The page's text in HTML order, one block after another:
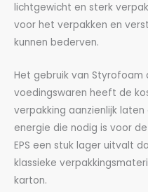
lichtgewicht en sterk
voor het verpakken en
kunnen bederven.
Het gebruik van Styrofoam
voedingswaren heeft de
verpakking aanzienlijk
energie die nodig is voor
EPS een stuk lager uitvalt
klassieke
karton.